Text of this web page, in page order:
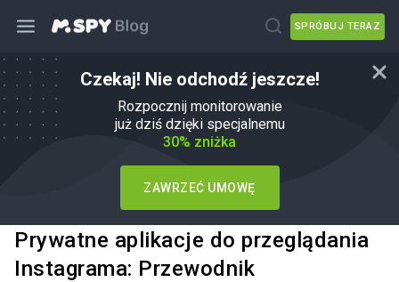
SPRÓBUJ TERAZ
Czekaj! Nie odchodź jeszcze!
Rozpocznij monitorowanie
już dziś dzięki specjalnemu
30% zniżka
ZAWRZEĆ UMOWĘ
Prywatne aplikacje do przeglądania
Instagrama: Przewodnik